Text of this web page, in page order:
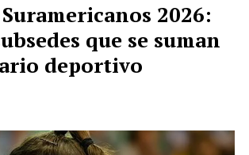
Suramericanos 2026:
que se suman
deportivo